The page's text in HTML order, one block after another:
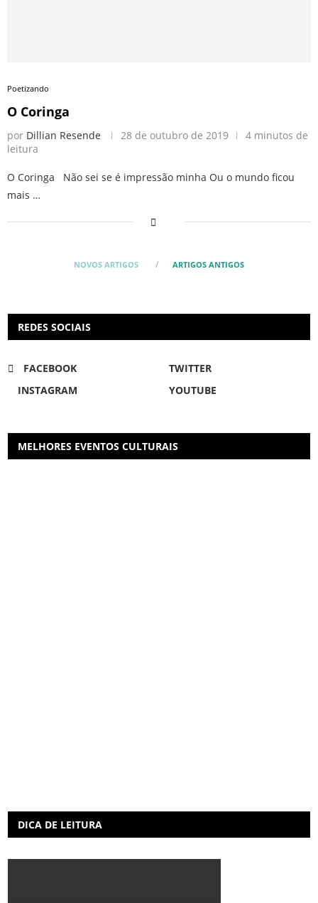
Poetizando
O Coringa
por Dillian Resende 28 de outubro de 2019
4 minutos de
leitura
O Coringa Não sei se é impressão minha Ou o mundo ficou
mais …
NOVOS ARTIGOS ARTIGOS ANTIGOS
REDES SOCIAIS
FACEBOOK
TWITTER
INSTAGRAM
YOUTUBE
MELHORES EVENTOS CULTURAIS
DICA DE LEITURA